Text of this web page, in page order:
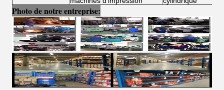
Photo de notre entreprise: